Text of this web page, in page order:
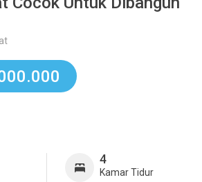
4
Kamar Tidur